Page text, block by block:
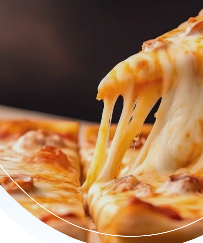
tot smaakvolle pizza's en pasta's. Ontdek de